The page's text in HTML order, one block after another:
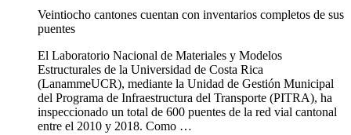
Veintiocho cantones cuentan con inventarios completos de sus
puentes
El Laboratorio Nacional de Materiales y Modelos
Estructurales de la Universidad de Costa Rica
(LanammeUCR), mediante la Unidad de Gestión Municipal
del Programa de Infraestructura del Transporte (PITRA), ha
inspeccionado un total de 600 puentes de la red vial cantonal
entre el 2010 y 2018. Como …